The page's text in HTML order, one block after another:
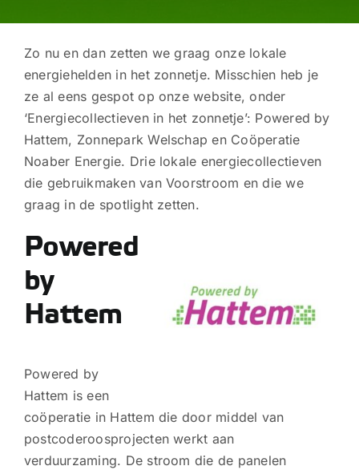
Zo nu en dan zetten we graag onze lokale
energiehelden in het zonnetje. Misschien heb je
ze al eens gespot op onze website, onder
‘Energiecollectieven in het zonnetje’: Powered by
Hattem, Zonnepark Welschap en Coöperatie
Noaber Energie. Drie lokale energiecollectieven
die gebruikmaken van Voorstroom en die we
graag in de spotlight zetten.
Powered
by
Hattem
Powered by
Hattem is een
coöperatie in Hattem die door middel van
postcoderoosprojecten werkt aan
verduurzaming. De stroom die de panelen